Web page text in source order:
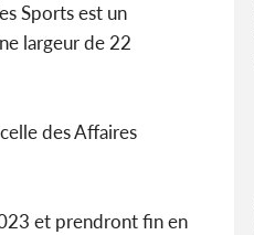
Sports est un
largeur de 22
des Affaires
et prendront fin en